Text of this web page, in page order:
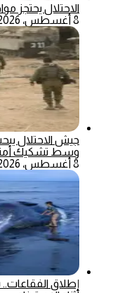
الاحتلال يحتجز
8 أغسطس، 2026
جيش الاحتلال
وسط تشكيك
8 أغسطس، 2026
إطلاق الفقاعات..